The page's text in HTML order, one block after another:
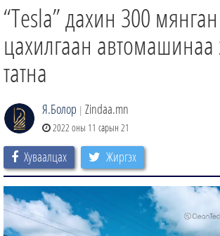
ӨГЛӨӨНИЙ СОНИН
АУДИО ЗОХИОЛ
ЗИНДАА СЭТГҮҮЛ
“Tesla” дахин 300 мянган
цахилгаан автомашинаа
татна
Я.Болор | Zindaa.mn
2022 оны 11 сарын 21
Хуваалцах Жиргэх